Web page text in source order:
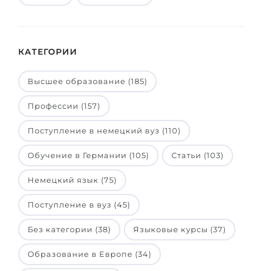
КАТЕГОРИИ
Высшее образование (185)
Профессии (157)
Поступление в немецкий вуз (110)
Обучение в Германии (105) Статьи (103)
Немецкий язык (75)
Поступление в вуз (45)
Без категории (38) Языковые курсы (37)
Образование в Европе (34)